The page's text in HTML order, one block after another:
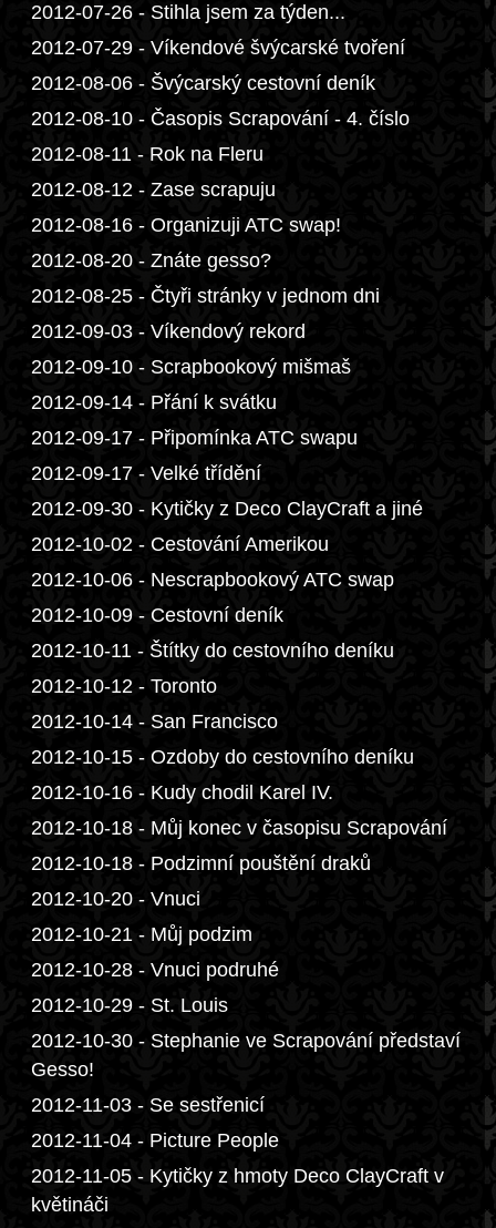
2012-07-26 - Stihla jsem za týden...
2012-07-29 - Víkendové švýcarské tvoření
2012-08-06 - Švýcarský cestovní deník
2012-08-10 - Časopis Scrapování - 4. číslo
2012-08-11 - Rok na Fleru
2012-08-12 - Zase scrapuju
2012-08-16 - Organizuji ATC swap!
2012-08-20 - Znáte gesso?
2012-08-25 - Čtyři stránky v jednom dni
2012-09-03 - Víkendový rekord
2012-09-10 - Scrapbookový mišmaš
2012-09-14 - Přání k svátku
2012-09-17 - Připomínka ATC swapu
2012-09-17 - Velké třídění
2012-09-30 - Kytičky z Deco ClayCraft a jiné
2012-10-02 - Cestování Amerikou
2012-10-06 - Nescrapbookový ATC swap
2012-10-09 - Cestovní deník
2012-10-11 - Štítky do cestovního deníku
2012-10-12 - Toronto
2012-10-14 - San Francisco
2012-10-15 - Ozdoby do cestovního deníku
2012-10-16 - Kudy chodil Karel IV.
2012-10-18 - Můj konec v časopisu Scrapování
2012-10-18 - Podzimní pouštění draků
2012-10-20 - Vnuci
2012-10-21 - Můj podzim
2012-10-28 - Vnuci podruhé
2012-10-29 - St. Louis
2012-10-30 - Stephanie ve Scrapování představí
Gesso!
2012-11-03 - Se sestřenicí
2012-11-04 - Picture People
2012-11-05 - Kytičky z hmoty Deco ClayCraft v
květináči